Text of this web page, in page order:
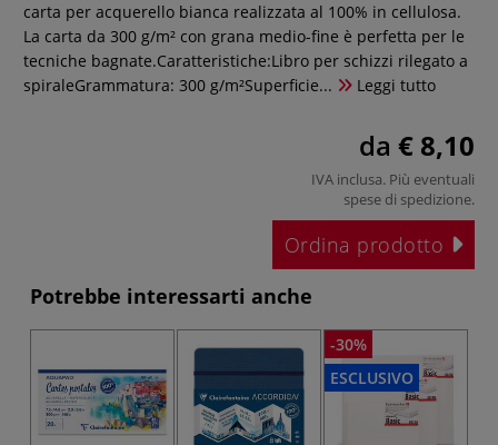
carta per acquerello bianca realizzata al 100% in cellulosa.
La carta da 300 g/m² con grana medio-fine è perfetta per le
tecniche bagnate.Caratteristiche:Libro per schizzi rilegato a
spiraleGrammatura: 300 g/m²Superficie...
Leggi tutto
da € 8,10
IVA inclusa. Più eventuali
spese di spedizione.
Ordina prodotto
Potrebbe interessarti anche
-30%
ESCLUSIVO